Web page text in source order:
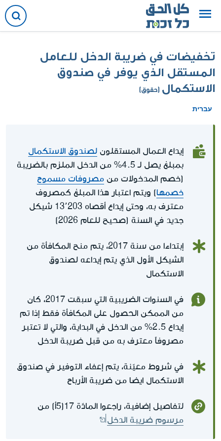
تخفيضات في ضريبة الدخل للعامل
المستقل الذي يوفر في صندوق
الاستكمال
(حقوق)
עברית
إيداع العمال المستقلون لصندوق الاستكمال
بمبلغ يصل لـ 4.5% من الدخل الملزم بالضريبة
(خصم المدخولات من مصروفات مسموح
خصمها) ويتم اعتبار هذا المبلغ كمصروف
معترف به، وحتى إيداع أقصاه 13٬203 شيكل
جديد في السنة (صحيح للعام 2026)
إبتداءا من سنة 2017، يتم منح المكافأة من
الشيكل الأول الذي يتم إيداعه لصندوق
الاستكمال
في السنوات الضريبية التي سبقت 2017، كان
من الممكن الحصول على المكافأة فقط إذا تم
إيداع 2.5% من الدخل في البداية، والتي لا تعتبر
مصروفاً معترف به من قبل ضريبة الدخل
في شروط معيّنة، يتم إعفاء التوفير في صندوق
الاستكمال ايضا من ضريبة الأرباح
لتفاصيل إضافية، راجعوا المادّة 17(5أ) من
مرسوم ضريبة الدخل